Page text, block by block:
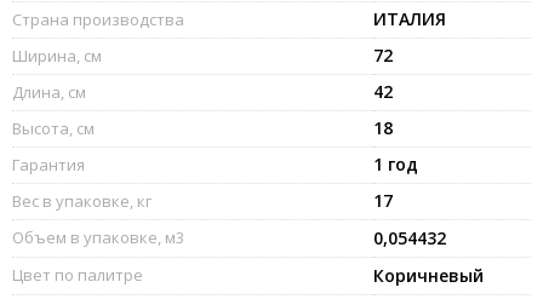
Страна производства ИТАЛИЯ
Ширина, см 72
Длина, см 42
Высота, см 18
Гарантия 1 год
Вес в упаковке, кг 17
Объем в упаковке, м3 0,054432
Цвет по палитре Коричневый